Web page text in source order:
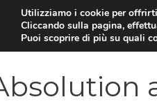
Utilizziamo i cookie per
Cliccando sulla pagina,
Puoi scoprire di più su quali